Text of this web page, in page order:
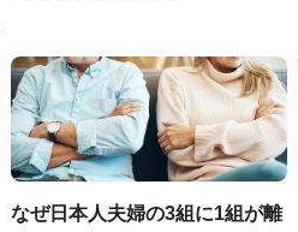
なぜ日本人夫婦の3組に1組が離